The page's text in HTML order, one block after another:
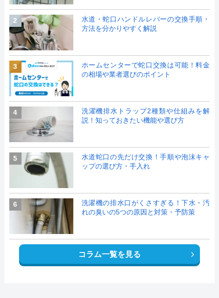
2
水道・蛇口ハンドルレバーの交換手順・
方法を分かりやすく解説
3
ホームセンターで蛇口交換は可能！料金
の相場や業者選びのポイント
4
洗濯機排水トラップ2種類や仕組みを解
説！知っておきたい機能や選び方
5
水道蛇口の先だけ交換！手順や泡沫キャ
ップの選び方・手入れ
6
洗濯機の排水口がくさすぎる！下水・汚
れの臭いの5つの原因と対策・予防策
コラム一覧を見る